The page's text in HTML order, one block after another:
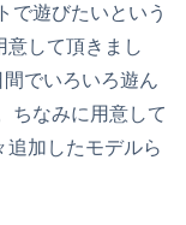
で遊びたいという
意して頂きまし
でいろいろ遊ん
ちなみに用意して
加したモデルら